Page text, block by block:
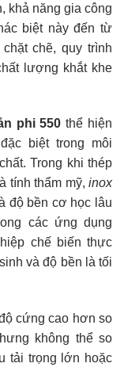
khả năng gia công
biệt này đến từ
chẽ, quy trình
lượng khắt khe
phi 550 thể hiện
biệt trong môi
Trong khi thép
tính thẩm mỹ, inox
độ bền cơ học lâu
các ứng dụng
chế biến thực
và độ bền là tối
cứng cao hơn so
không thể so
tải trọng lớn hoặc